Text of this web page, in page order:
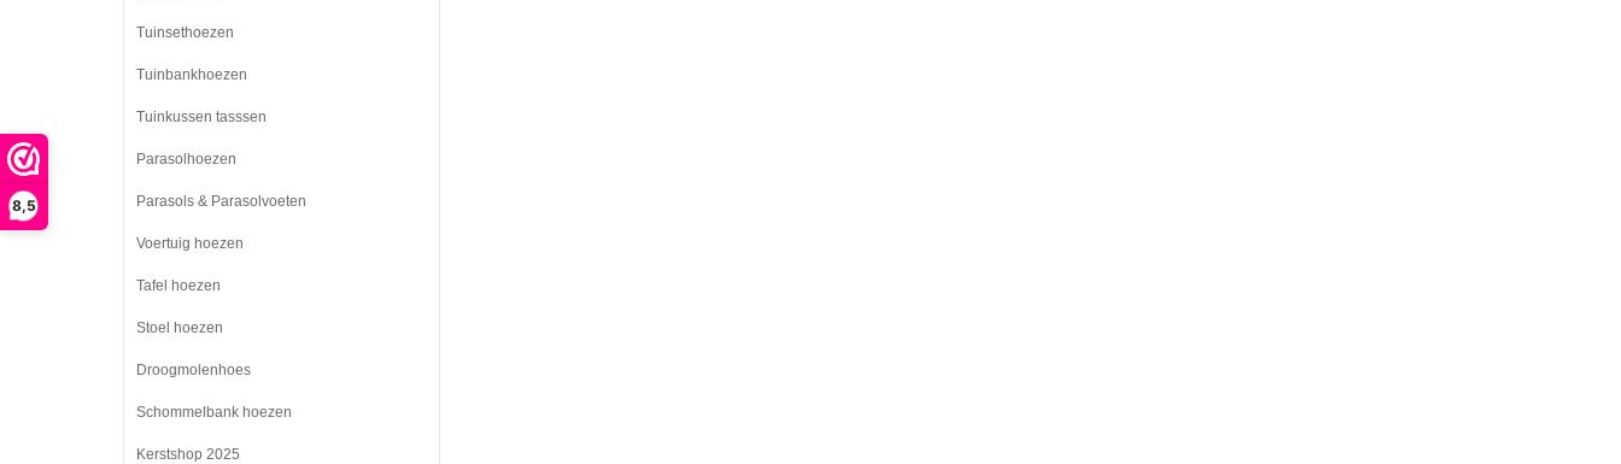
8,5
Tuinsethoezen
Tuinbankhoezen
Tuinkussen tasssen
Parasolhoezen
Parasols & Parasolvoeten
Voertuig hoezen
Tafel hoezen
Stoel hoezen
Droogmolenhoes
Schommelbank hoezen
Kerstshop 2025